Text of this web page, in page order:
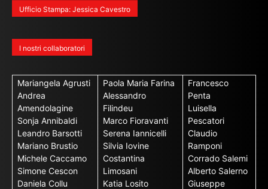
Ufficio Stampa: Jessica Cavestro
I nostri collaboratori
Mariangela Agrusti
Andrea
Amendolagine
Sonja Annibaldi
Leandro Barsotti
Mariano Brustio
Michele Caccamo
Simone Cescon
Daniela Collu
Paola Maria Farina
Alessandro
Filindeu
Marco Fioravanti
Serena Iannicelli
Silvia Iovine
Costantina
Limosani
Katia Losito
Francesco
Penta
Luisella
Pescatori
Claudio
Ramponi
Corrado Salemi
Alberto Salerno
Giuseppe